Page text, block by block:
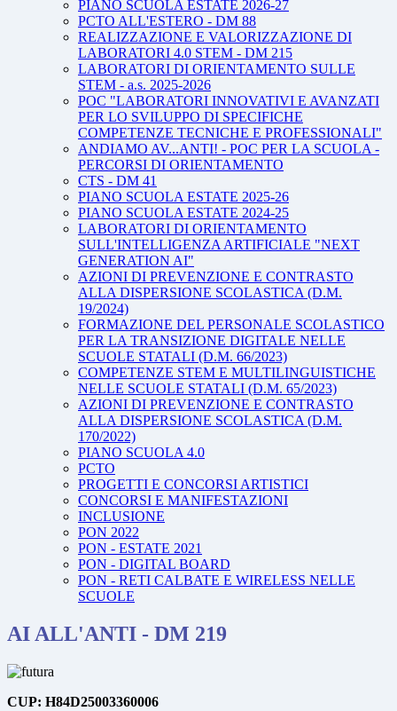
PIANO SCUOLA ESTATE 2026-27
PCTO ALL'ESTERO - DM 88
REALIZZAZIONE E VALORIZZAZIONE DI
LABORATORI 4.0 STEM - DM 215
LABORATORI DI ORIENTAMENTO SULLE
STEM - a.s. 2025-2026
POC "LABORATORI INNOVATIVI E AVANZATI
PER LO SVILUPPO DI SPECIFICHE
COMPETENZE TECNICHE E PROFESSIONALI"
ANDIAMO AV...ANTI! - POC PER LA SCUOLA -
PERCORSI DI ORIENTAMENTO
CTS - DM 41
PIANO SCUOLA ESTATE 2025-26
PIANO SCUOLA ESTATE 2024-25
LABORATORI DI ORIENTAMENTO
SULL'INTELLIGENZA ARTIFICIALE "NEXT
GENERATION AI"
AZIONI DI PREVENZIONE E CONTRASTO
ALLA DISPERSIONE SCOLASTICA (D.M.
19/2024)
FORMAZIONE DEL PERSONALE SCOLASTICO
PER LA TRANSIZIONE DIGITALE NELLE
SCUOLE STATALI (D.M. 66/2023)
COMPETENZE STEM E MULTILINGUISTICHE
NELLE SCUOLE STATALI (D.M. 65/2023)
AZIONI DI PREVENZIONE E CONTRASTO
ALLA DISPERSIONE SCOLASTICA (D.M.
170/2022)
PIANO SCUOLA 4.0
PCTO
PROGETTI E CONCORSI ARTISTICI
CONCORSI E MANIFESTAZIONI
INCLUSIONE
PON 2022
PON - ESTATE 2021
PON - DIGITAL BOARD
PON - RETI CALBATE E WIRELESS NELLE
SCUOLE
AI ALL'ANTI - DM 219
CUP: H84D25003360006